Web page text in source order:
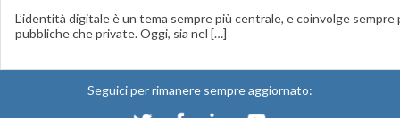
L’identità digitale è un tema sempre più centrale, e coinvolge sempre
pubbliche che private. Oggi, sia nel […]
Seguici per rimanere sempre aggiornato: